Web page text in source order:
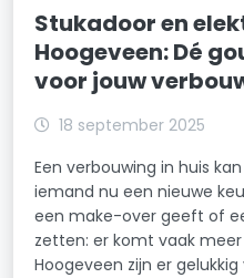
Stukadoor en
Hoogeveen: Dé
voor jouw
18 september 2025
Een verbouwing in huis
iemand nu een nieuwe
een make-over geeft of
zetten: er komt vaak
Hoogeveen zijn er